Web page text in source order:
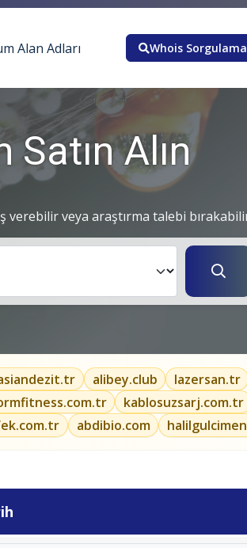
Alan Adları Whois Sorgulama
Satın Alın
verebilir veya araştırma talebi
alibey.club lazersan.tr
kablosuzsarj.com.tr
abdibio.com